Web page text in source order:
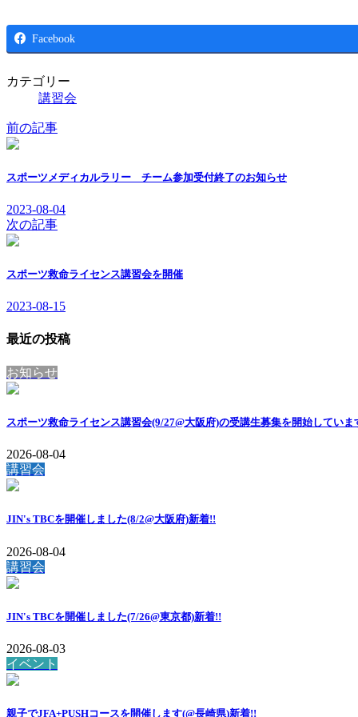
Facebook
カテゴリー
講習会
前の記事
スポーツメディカルラリー チーム参加受付終了のお知らせ
2023-08-04
次の記事
スポーツ救命ライセンス講習会を開催
2023-08-15
最近の投稿
お知らせ
スポーツ救命ライセンス講習会(9/27@大阪府)の受講生募集を開始していま
2026-08-04
講習会
JIN's TBCを開催しました(8/2@大阪府)新着!!
2026-08-04
講習会
JIN's TBCを開催しました(7/26@東京都)新着!!
2026-08-03
イベント
親子でJFA+PUSHコースを開催します(@長崎県)新着!!